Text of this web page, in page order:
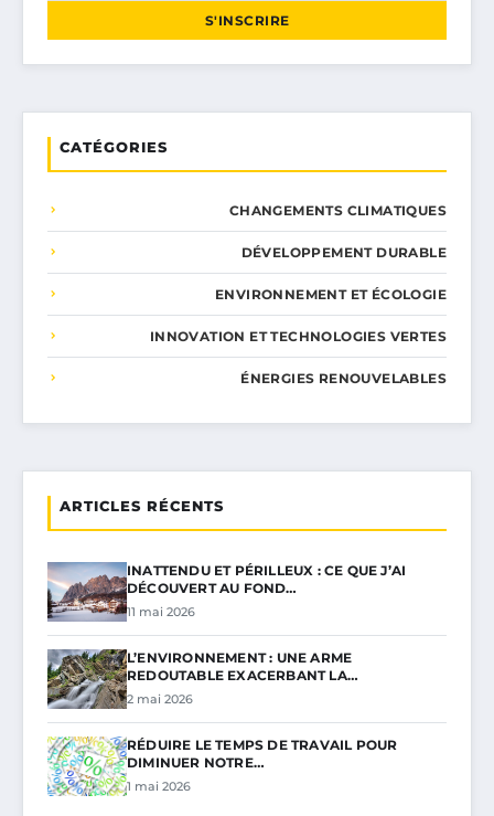
S'INSCRIRE
CATÉGORIES
CHANGEMENTS CLIMATIQUES
DÉVELOPPEMENT DURABLE
ENVIRONNEMENT ET ÉCOLOGIE
INNOVATION ET TECHNOLOGIES VERTES
ÉNERGIES RENOUVELABLES
ARTICLES RÉCENTS
INATTENDU ET PÉRILLEUX : CE QUE J’AI
DÉCOUVERT AU FOND…
11 mai 2026
L’ENVIRONNEMENT : UNE ARME
REDOUTABLE EXACERBANT LA…
2 mai 2026
RÉDUIRE LE TEMPS DE TRAVAIL POUR
DIMINUER NOTRE…
1 mai 2026